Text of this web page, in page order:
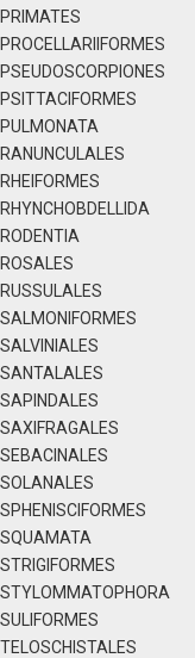
PRIMATES
PROCELLARIIFORMES
PSEUDOSCORPIONES
PSITTACIFORMES
PULMONATA
RANUNCULALES
RHEIFORMES
RHYNCHOBDELLIDA
RODENTIA
ROSALES
RUSSULALES
SALMONIFORMES
SALVINIALES
SANTALALES
SAPINDALES
SAXIFRAGALES
SEBACINALES
SOLANALES
SPHENISCIFORMES
SQUAMATA
STRIGIFORMES
STYLOMMATOPHORA
SULIFORMES
TELOSCHISTALES